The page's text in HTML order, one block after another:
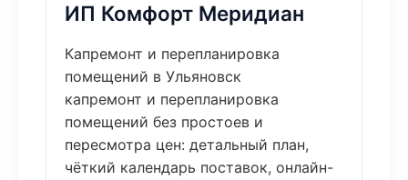
ИП Комфорт Меридиан
Капремонт и перепланировка
помещений в Ульяновск
капремонт и перепланировка
помещений без простоев и
пересмотра цен: детальный план,
чёткий календарь поставок, онлайн-